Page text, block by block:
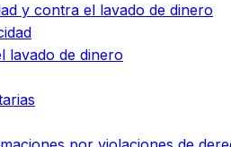
y contra el lavado de dinero
lavado de dinero